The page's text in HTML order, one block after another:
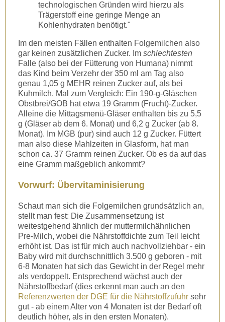
technologischen Gründen wird hierzu als
Trägerstoff eine geringe Menge an
Kohlenhydraten benötigt."
Im den meisten Fällen enthalten Folgemilchen also
gar keinen zusätzlichen Zucker. Im schlechtesten
Falle (also bei der Fütterung von Humana) nimmt
das Kind beim Verzehr der 350 ml am Tag also
genau 1,05 g MEHR reinen Zucker auf, als bei
Kuhmilch. Mal zum Vergleich: Ein 190-g-Gläschen
Obstbrei/GOB hat etwa 19 Gramm (Frucht)-Zucker.
Alleine die Mittagsmenü-Gläser enthalten bis zu 5,5
g (Gläser ab dem 6. Monat) und 6,2 g Zucker (ab 8.
Monat). Im MGB (pur) sind auch 12 g Zucker. Füttert
man also diese Mahlzeiten in Glasform, hat man
schon ca. 37 Gramm reinen Zucker. Ob es da auf das
eine Gramm maßgeblich ankommt?
Vorwurf: Übervitaminisierung
Schaut man sich die Folgemilchen grundsätzlich an,
stellt man fest: Die Zusammensetzung ist
weitestgehend ähnlich der muttermilchähnlichen
Pre-Milch, wobei die Nährstoffdichte zum Teil leicht
erhöht ist. Das ist für mich auch nachvollziehbar - ein
Baby wird mit durchschnittlich 3.500 g geboren - mit
6-8 Monaten hat sich das Gewicht in der Regel mehr
als verdoppelt. Entsprechend wächst auch der
Nährstoffbedarf (dies erkennt man auch an den
Referenzwerten der DGE für die Nährstoffzufuhr sehr
gut - ab einem Alter von 4 Monaten ist der Bedarf oft
deutlich höher, als in den ersten Monaten).